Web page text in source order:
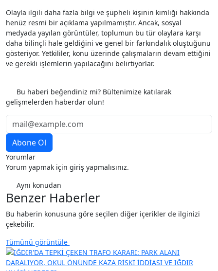
Olayla ilgili daha fazla bilgi ve şüpheli kişinin kimliği hakkında
henüz resmi bir açıklama yapılmamıştır. Ancak, sosyal
medyada yayılan görüntüler, toplumun bu tür olaylara karşı
daha bilinçli hale geldiğini ve genel bir farkındalık oluştuğunu
gösteriyor. Yetkililer, konu üzerinde çalışmaların devam ettiğini
ve gerekli işlemlerin yapılacağını belirtiyorlar.
Bu haberi beğendiniz mi? Bültenimize katılarak
gelişmelerden haberdar olun!
Yorumlar
Yorum yapmak için giriş yapmalısınız.
Aynı konudan
Benzer Haberler
Bu haberin konusuna göre seçilen diğer içerikler de ilginizi
çekebilir.
Tümünü görüntüle